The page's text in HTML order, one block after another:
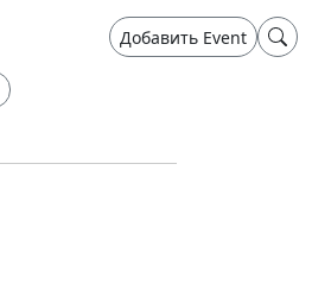
Добавить Event